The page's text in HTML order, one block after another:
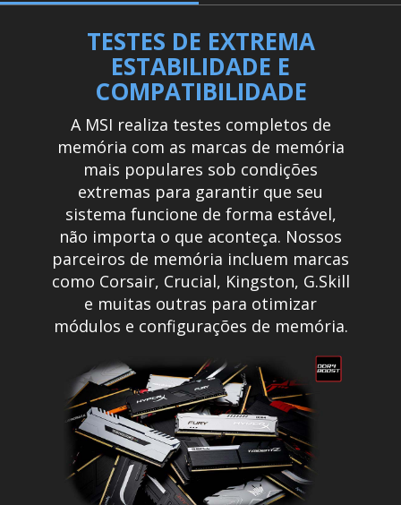
TESTES DE EXTREMA
ESTABILIDADE E
COMPATIBILIDADE
A MSI realiza testes completos de
memória com as marcas de memória
mais populares sob condições
extremas para garantir que seu
sistema funcione de forma estável,
não importa o que aconteça. Nossos
parceiros de memória incluem marcas
como Corsair, Crucial, Kingston, G.Skill
e muitas outras para otimizar
módulos e configurações de memória.